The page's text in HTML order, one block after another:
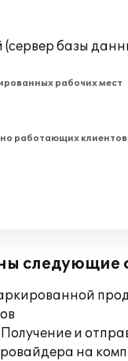
базы
рабочих мест
работающих клиентов
следующие
и
на